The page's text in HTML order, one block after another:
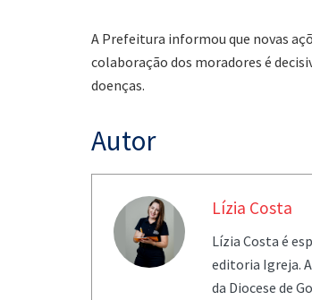
A Prefeitura informou que novas
colaboração dos moradores é
doenças.
Autor
Lízia Costa
Lízia Costa é
editoria Igreja.
da Diocese de